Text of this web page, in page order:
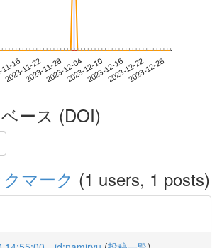
16
2023-11-222023-11-282023-12-042023-12-102023-12-162023-12-222023-12-28
ース (DOI)
マーク (1 users, 1 posts)